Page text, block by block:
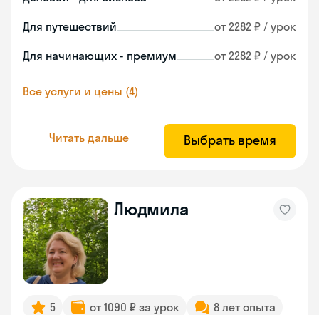
Для путешествий от 2282 ₽ / урок
Для начинающих - премиум от 2282 ₽ / урок
Все услуги и цены (4)
Читать дальше Выбрать время
Людмила
5 от 1090 ₽ за урок
8 лет опыта